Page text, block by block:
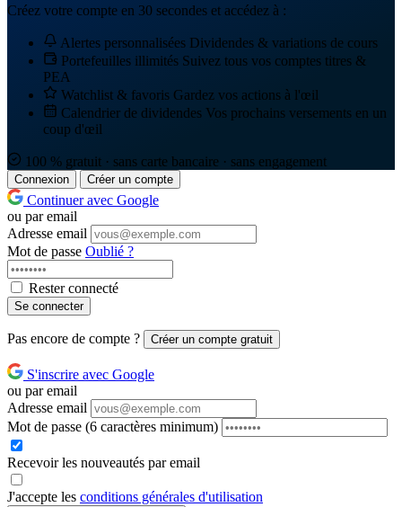
Créez votre compte en 30 secondes et accédez à :
Alertes personnalisées Dividendes & variations de cours
Portefeuilles illimités Suivez tous vos comptes titres &
PEA
Watchlist & favoris Gardez vos actions à l'œil
Calendrier de dividendes Vos prochains versements en un
coup d'œil
100 % gratuit · sans carte bancaire · sans engagement
Connexion Créer un compte
Continuer avec Google
ou par email
Adresse email
Mot de passe Oublié ?
Rester connecté
Se connecter
Pas encore de compte ? Créer un compte gratuit
S'inscrire avec Google
ou par email
Adresse email
Mot de passe (6 caractères minimum)
Recevoir les nouveautés par email
J'accepte les conditions générales d'utilisation